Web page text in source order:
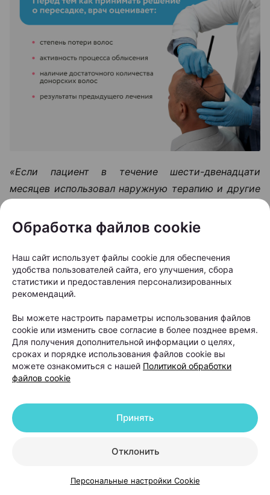
«Если пациент в течение шести-двенадцати
месяцев использовал наружную терапию и другие
произошло, тогда можно рассматривать пересадку
волос как следующий этап», —
Кудаленкина.
При этом важно понимать: пересадка
андрогенетической алопеции. Она
помогает восстановить густоту волос
в определенных зонах, но сам процесс
облысения может продолжаться.
Именно поэтому после операции работа с
волосами не заканчивается. В первые недели
после пересадки необходимо строго соблюдать
Обработка файлов cookie
Наш сайт использует файлы cookie для обеспечения
удобства пользователей сайта, его улучшения, сбора
статистики и предоставления персонализированных
рекомендаций.
Вы можете настроить параметры использования файлов
cookie или изменить свое согласие в более позднее время.
Для получения дополнительной информации о целях,
сроках и порядке использования файлов cookie вы
можете ознакомиться с нашей Политикой обработки
файлов cookie
Отклонить
Принять
Персональные настройки Cookie